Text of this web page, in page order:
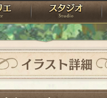
アトリエ
イラスト詳細